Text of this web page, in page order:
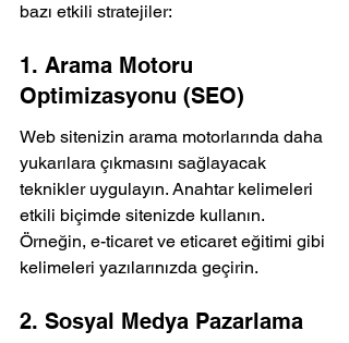
bazı etkili stratejiler:
1. Arama Motoru
Optimizasyonu (SEO)
Web sitenizin arama motorlarında daha
yukarılara çıkmasını sağlayacak
teknikler uygulayın. Anahtar kelimeleri
etkili biçimde sitenizde kullanın.
Örneğin, e-ticaret ve eticaret eğitimi gibi
kelimeleri yazılarınızda geçirin.
2. Sosyal Medya Pazarlama